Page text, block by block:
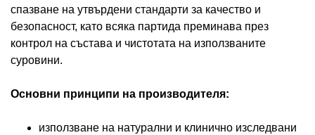
спазване на утвърдени стандарти за качество и
безопасност, като всяка партида преминава през
контрол на състава и чистотата на използваните
суровини.
Основни принципи на производителя:
използване на натурални и клинично изследвани